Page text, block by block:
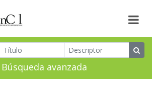
Búsqueda avanzada